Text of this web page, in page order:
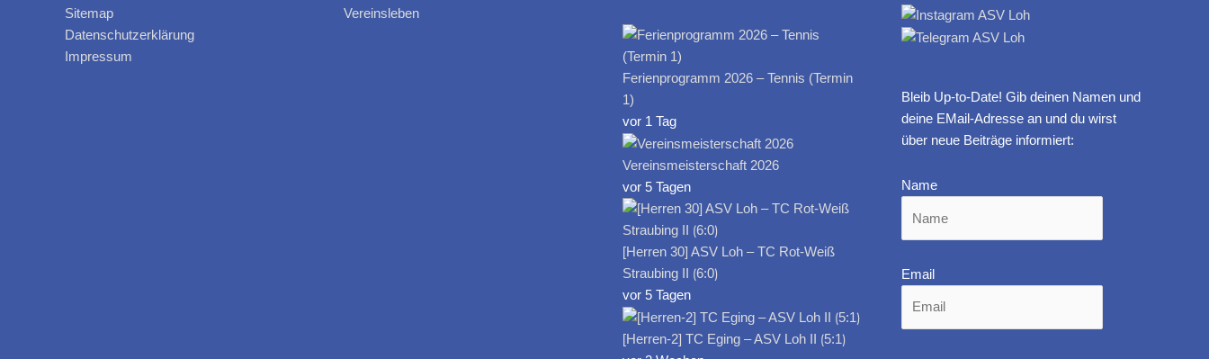
Sitemap
Datenschutzerklärung
Impressum
Vereinsleben
Ferienprogramm 2026 – Tennis (Termin
1)
vor 1 Tag
Vereinsmeisterschaft 2026
vor 5 Tagen
[Herren 30] ASV Loh – TC Rot-Weiß
Straubing II ⟮6:0⟯
vor 5 Tagen
[Herren-2] TC Eging – ASV Loh II ⟮5:1⟯
Bleib Up-to-Date! Gib deinen Namen und
deine EMail-Adresse an und du wirst
über neue Beiträge informiert:
Name
Email